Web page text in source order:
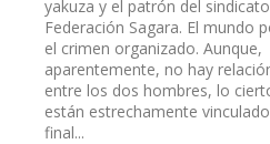
yakuza y el patrón del sindicato
Federación Sagara. El mundo
el crimen organizado. Aunque,
aparentemente, no hay
entre los dos hombres, lo
están estrechamente
final...